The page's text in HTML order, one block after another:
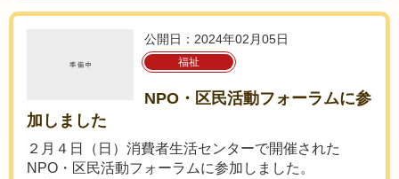
公開日：2024年02月05日
福祉
NPO・区民活動フォーラムに参
加しました
２月４日（日）消費者生活センターで開催された
NPO・区民活動フォーラムに参加しました。